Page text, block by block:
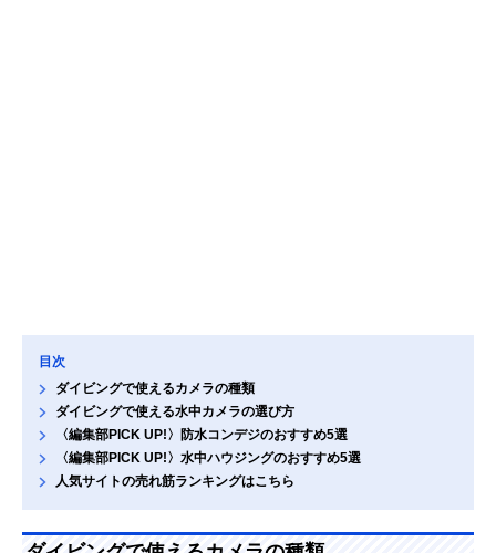
目次
ダイビングで使えるカメラの種類
ダイビングで使える水中カメラの選び方
〈編集部PICK UP!〉防水コンデジのおすすめ5選
〈編集部PICK UP!〉水中ハウジングのおすすめ5選
人気サイトの売れ筋ランキングはこちら